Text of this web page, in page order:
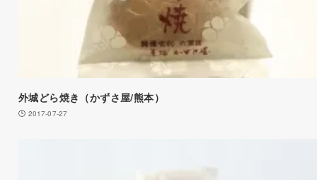
外城どら焼き（かずさ屋/熊本）
2017-07-27